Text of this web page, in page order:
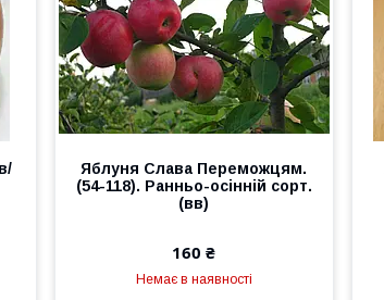
Яблуня Слава Переможцям.
(54-118). Ранньо-осінній сорт.
(вв)
160 ₴
Немає в наявності